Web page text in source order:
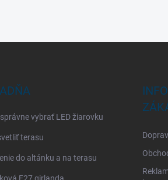
vybrať LED žiarovku
terasu
do altánku a na terasu